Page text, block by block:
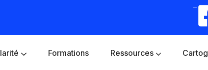
–
Formations Ressources